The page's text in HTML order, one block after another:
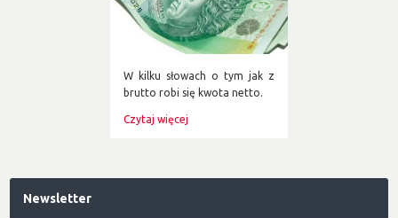
W kilku słowach o tym jak z
brutto robi się kwota netto.
Czytaj więcej
Newsletter